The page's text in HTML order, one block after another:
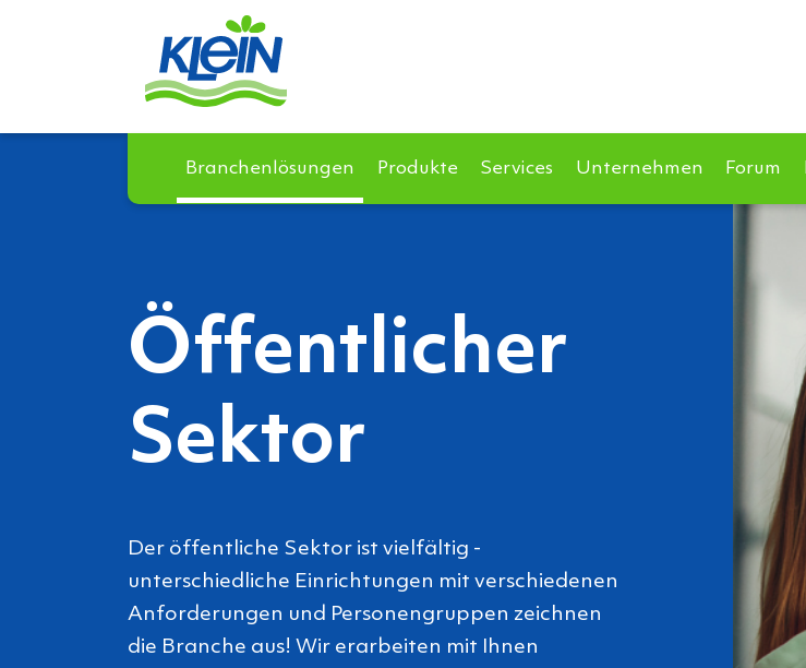
Branchenlösungen Produkte Services Unternehmen Forum
Öffentlicher
Sektor
Der öffentliche Sektor ist vielfältig -
unterschiedliche Einrichtungen mit verschiedenen
Anforderungen und Personengruppen zeichnen
die Branche aus! Wir erarbeiten mit Ihnen